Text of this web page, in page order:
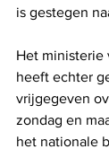
is gestegen
Het ministerie
heeft echter
vrijgegeven
zondag en
het nationale